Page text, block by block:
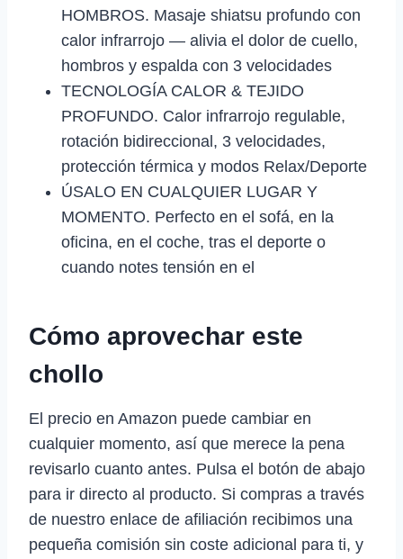
HOMBROS. Masaje shiatsu profundo con
calor infrarrojo — alivia el dolor de cuello,
hombros y espalda con 3 velocidades
TECNOLOGÍA CALOR & TEJIDO
PROFUNDO. Calor infrarrojo regulable,
rotación bidireccional, 3 velocidades,
protección térmica y modos Relax/Deporte
ÚSALO EN CUALQUIER LUGAR Y
MOMENTO. Perfecto en el sofá, en la
oficina, en el coche, tras el deporte o
cuando notes tensión en el
Cómo aprovechar este
chollo
El precio en Amazon puede cambiar en
cualquier momento, así que merece la pena
revisarlo cuanto antes. Pulsa el botón de abajo
para ir directo al producto. Si compras a través
de nuestro enlace de afiliación recibimos una
pequeña comisión sin coste adicional para ti, y